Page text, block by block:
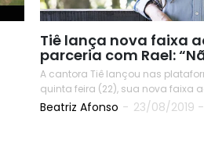
Tiê lança nova faixa
parceria com Rael:
A cantora Tiê lançou nas
quinta feira (22), sua nova faixa
Beatriz Afonso - 23/08/2019 -